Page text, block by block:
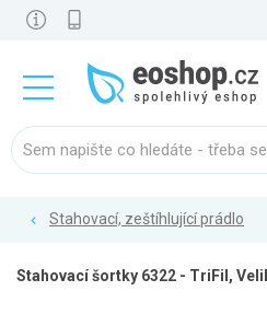
Stahovací, zeštíhlující prádlo
Stahovací šortky 6322 - TriFil,